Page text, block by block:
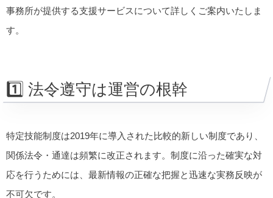
事務所が提供する支援サービスについて詳しくご案内いたしま
す。
1️⃣ 法令遵守は運営の根幹
特定技能制度は2019年に導入された比較的新しい制度であり、
関係法令・通達は頻繁に改正されます。制度に沿った確実な対
応を行うためには、最新情報の正確な把握と迅速な実務反映が
不可欠です。